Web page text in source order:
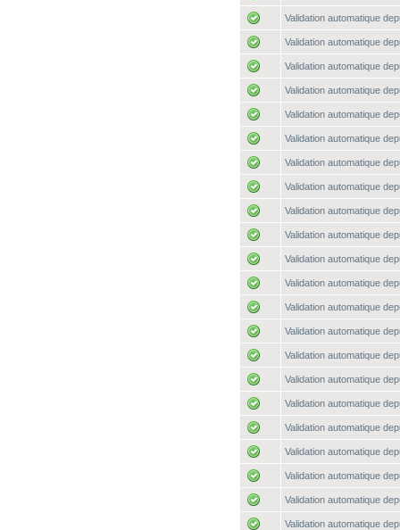
Validation automatique
Validation automatique
Validation automatique
Validation automatique
Validation automatique
Validation automatique
Validation automatique
Validation automatique
Validation automatique
Validation automatique
Validation automatique
Validation automatique
Validation automatique
Validation automatique
Validation automatique
Validation automatique
Validation automatique
Validation automatique
Validation automatique
Validation automatique
Validation automatique
Validation automatique